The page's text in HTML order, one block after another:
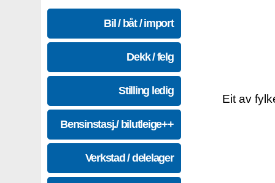
Bil / båt / import
Dekk / felg
Stilling ledig
Bensinstasj./ bilutleige++
Verkstad / delelager
Eit av